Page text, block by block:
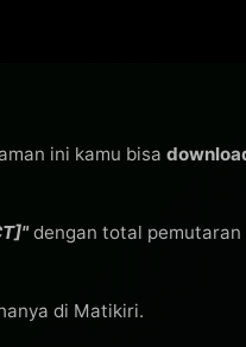
ini kamu bisa
dengan total pemutaran
di Matikiri.